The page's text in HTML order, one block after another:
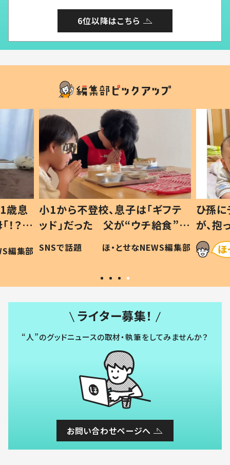
6位以降はこちら
歳息
？」
編集部
小1から不登校、息子は「ギフテ
ッド」だった 父が“ウチ給食”を
作り続ける理由とは #令和の親
#令和の子
SNSで話題 ほ・とせなNEWS編集部
ひ孫
が、
「涙が
い」
ライター募集！
“人”のグッドニュースの取材・執筆をしてみませんか？
お問い合わせページへ